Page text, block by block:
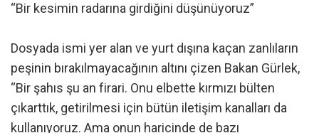
“Bir kesimin radarına girdiğini düşünüyoruz”
Dosyada ismi yer alan ve yurt dışına kaçan zanlıların
peşinin bırakılmayacağının altını çizen Bakan Gürlek,
“Bir şahıs şu an firari. Onu elbette kırmızı bülten
çıkarttık, getirilmesi için bütün iletişim kanalları da
kullanıyoruz. Ama onun haricinde de bazı